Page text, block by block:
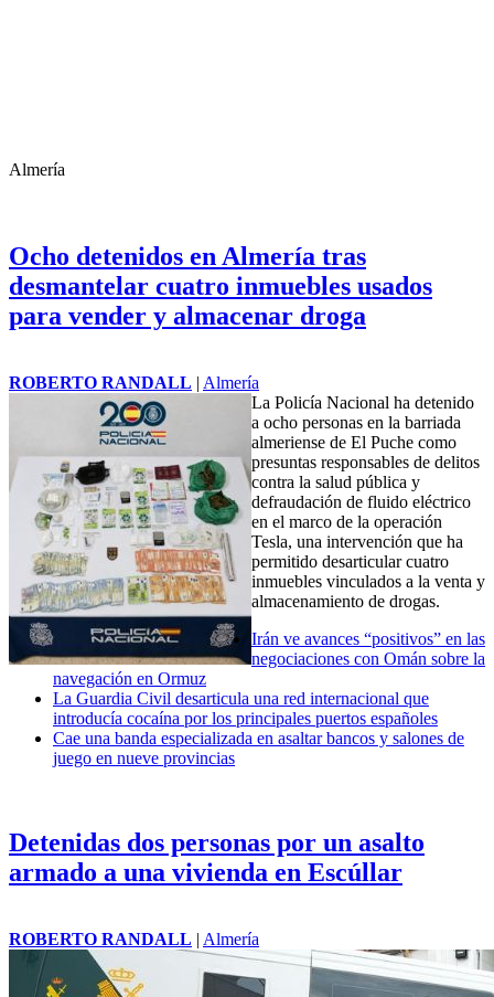
Almería
Ocho detenidos en Almería tras
desmantelar cuatro inmuebles usados
para vender y almacenar droga
ROBERTO RANDALL | Almería
La Policía Nacional ha detenido
a ocho personas en la barriada
almeriense de El Puche como
presuntas responsables de delitos
contra la salud pública y
defraudación de fluido eléctrico
en el marco de la operación
Tesla, una intervención que ha
permitido desarticular cuatro
inmuebles vinculados a la venta y
almacenamiento de drogas.
Irán ve avances “positivos” en las
negociaciones con Omán sobre la
navegación en Ormuz
La Guardia Civil desarticula una red internacional que
introducía cocaína por los principales puertos españoles
Cae una banda especializada en asaltar bancos y salones de
juego en nueve provincias
Detenidas dos personas por un asalto
armado a una vivienda en Escúllar
ROBERTO RANDALL | Almería